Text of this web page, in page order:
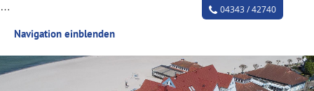
…
Navigation einblenden
04343 / 42740